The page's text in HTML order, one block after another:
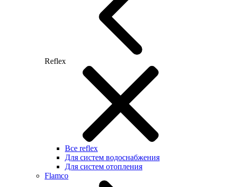
Reflex
Все reflex
Для систем водоснабжения
Для систем отопления
Flamco